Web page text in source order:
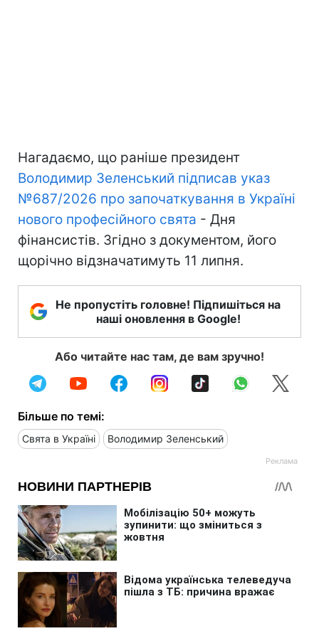
Нагадаємо, що раніше президент
Володимир Зеленський підписав указ
№687/2026 про започаткування в Україні
нового професійного свята - Дня
фінансистів. Згідно з документом, його
щорічно відзначатимуть 11 липня.
Не пропустіть головне! Підпишіться на
наші оновлення в Google!
Або читайте нас там, де вам зручно!
Більше по темі:
Свята в Україні Володимир Зеленський